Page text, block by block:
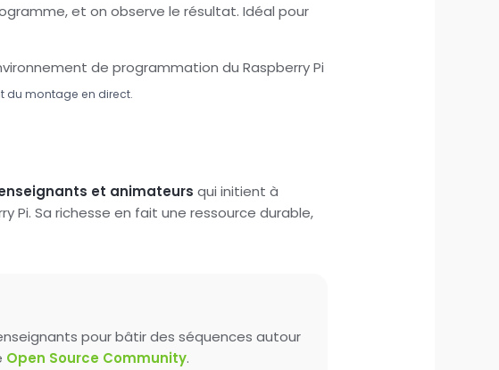
et on observe le résultat. Idéal pour
du montage en direct.
et animateurs qui initient à
Pi. Sa richesse en fait une ressource durable,
pour bâtir des séquences autour
Open Source Community.